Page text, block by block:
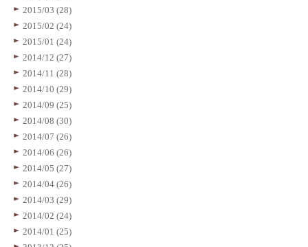
2015/03 (28)
2015/02 (24)
2015/01 (24)
2014/12 (27)
2014/11 (28)
2014/10 (29)
2014/09 (25)
2014/08 (30)
2014/07 (26)
2014/06 (26)
2014/05 (27)
2014/04 (26)
2014/03 (29)
2014/02 (24)
2014/01 (25)